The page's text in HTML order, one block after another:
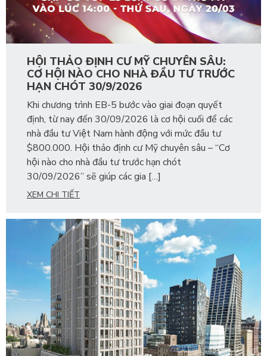
HỘI THẢO ĐỊNH CƯ MỸ CHUYÊN SÂU:
CƠ HỘI NÀO CHO NHÀ ĐẦU TƯ TRƯỚC
HẠN CHÓT 30/9/2026
Khi chương trình EB-5 bước vào giai đoạn quyết
định, từ nay đến 30/09/2026 là cơ hội cuối để các
nhà đầu tư Việt Nam hành động với mức đầu tư
$800.000. Hội thảo định cư Mỹ chuyên sâu – “Cơ
hội nào cho nhà đầu tư trước hạn chót
30/09/2026” sẽ giúp các gia […]
XEM CHI TIẾT